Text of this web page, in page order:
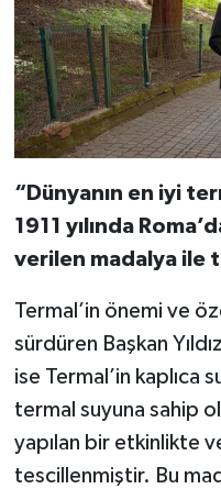
“Dünyanın en iyi
1911 yılında
verilen madalya ile
Termal’in önemi ve
sürdüren Başkan
ise Termal’in kaplıca
termal suyuna sahip
yapılan bir etkinlikte
tescillenmiştir. Bu